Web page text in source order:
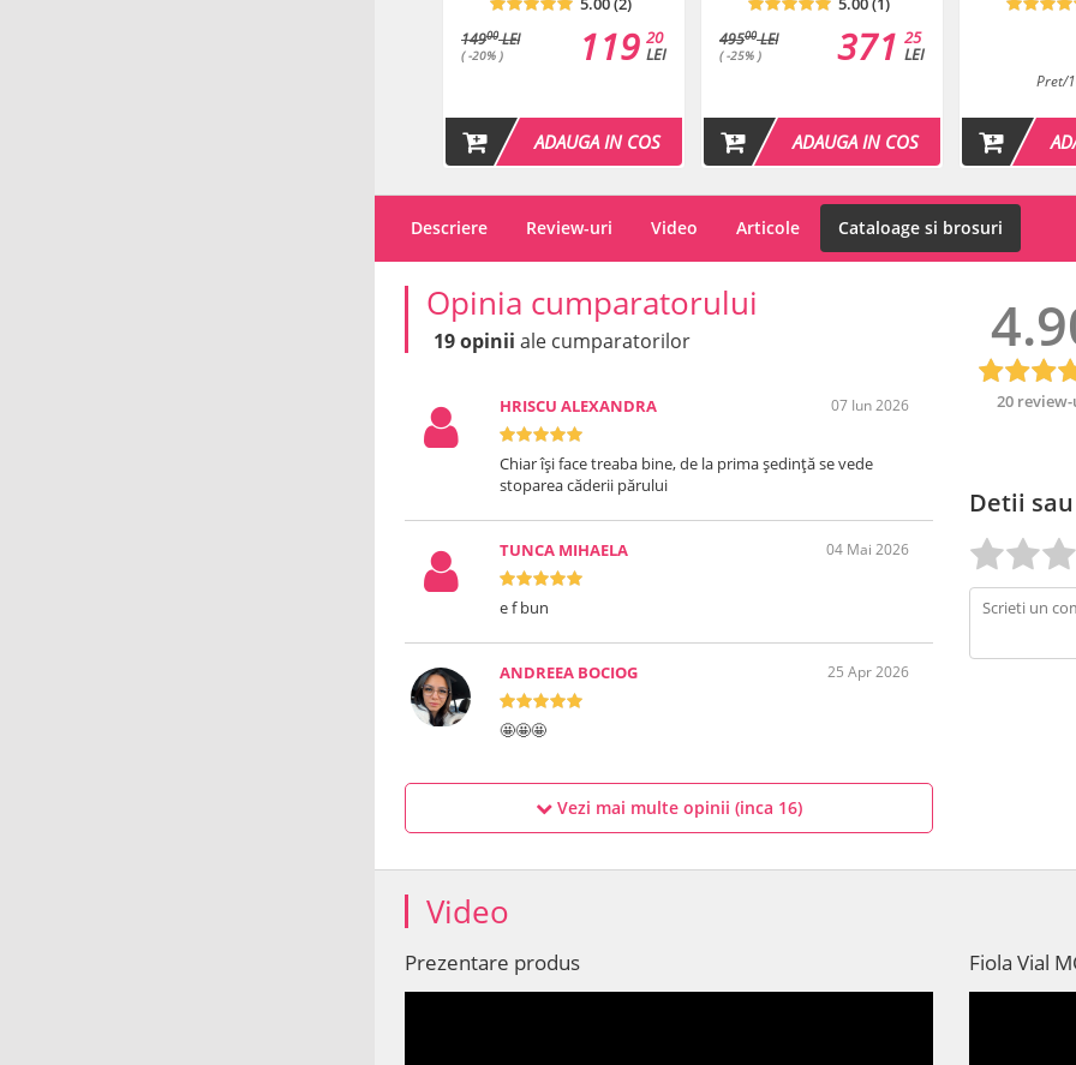
Ingrediente
: Aqua
Ethylhexyglycerin,
14900LEI
( -20% )
20
LEI
119
ADAUGA IN COS
49500LEI
( -25% )
25
LEI
371
ADAUGA IN COS
Pret/
Descriere Review-uri Video Articole Cataloage si brosuri
Opinia cumparatorului
19 opinii ale cumparatorilor
HRISCU ALEXANDRA 07 Iun 2026
Chiar își face treaba bine, de la prima ședință se vede
stoparea căderii părului
TUNCA MIHAELA 04 Mai 2026
e f bun
ANDREEA BOCIOG 25 Apr 2026
🤩🤩🤩
Vezi mai multe opinii (inca 16)
20
Detii
Video
Prezentare produs Fiola Vial